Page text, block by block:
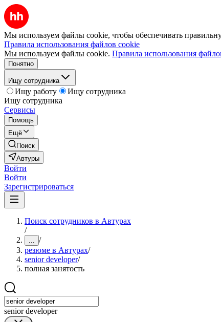
Мы используем файлы cookie, чтобы обеспечивать
Правила использования файлов cookie
Мы используем файлы cookie. Правила использования
Понятно
Ищу сотрудника
Ищу работу
Ищу сотрудника
Ищу сотрудника
Сервисы
Помощь
Ещё
Поиск
Автуры
Войти
Войти
Зарегистрироваться
Поиск сотрудников в Автурах
/
... /
резюме в Автурах/
senior developer/
полная занятость
senior developer